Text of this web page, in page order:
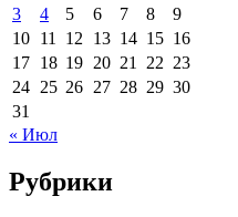
3
4 5 6 7 8
9
10 11 12 13 14 15 16
17 18 19 20 21 22 23
24 25 26 27 28 29 30
31
« Июл
Рубрики